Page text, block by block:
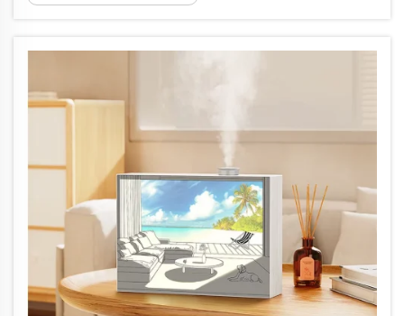
pagtanggal ng masamang amoy sa loob ng
amoy habang nagmamaneho. Naglalabas